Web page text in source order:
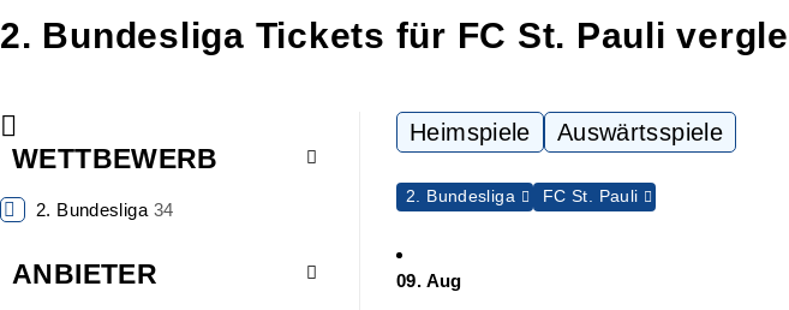
2. Bundesliga Tickets für FC St. Pauli
WETTBEWERB
2. Bundesliga 34
ANBIETER
Heimspiele Auswärtsspiele
2. Bundesliga FC St. Pauli
09. Aug